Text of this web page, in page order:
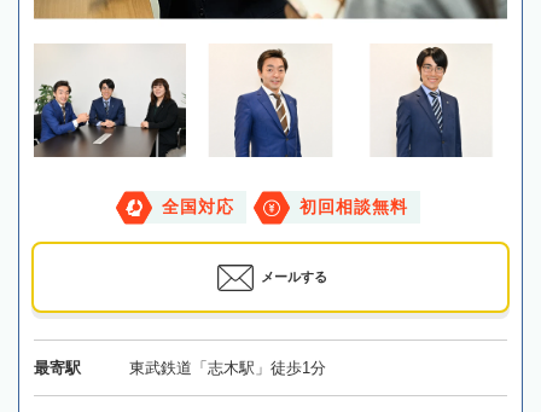
全国対応 初回相談無料
メールする
最寄駅 東武鉄道「志木駅」徒歩1分